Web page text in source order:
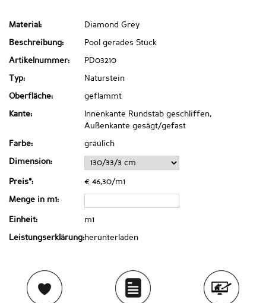
Material: Diamond Grey
Beschreibung: Pool gerades Stück
Artikelnummer: PD03210
Typ: Naturstein
Oberfläche: geflammt
Kante:
Innenkante Rundstab geschliffen,
Außenkante gesägt/gefast
Farbe: gräulich
Dimension:
Preis*: € 46,30/m1
Menge in m1:
Einheit: m1
Leistungserklärung:herunterladen